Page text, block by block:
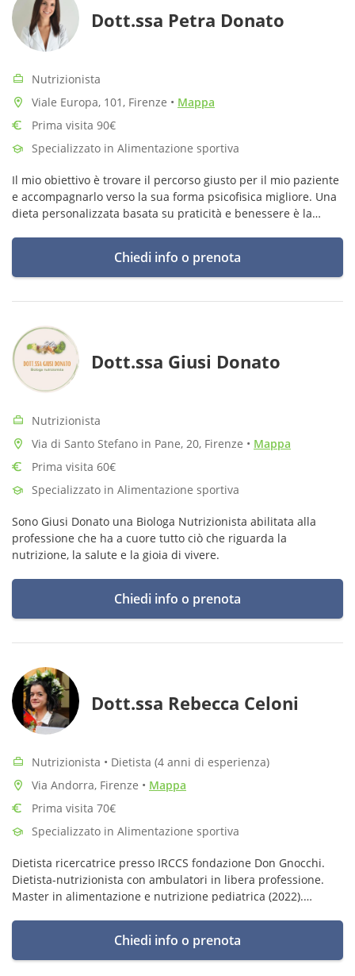
Dott.ssa Petra Donato
Nutrizionista
Viale Europa, 101, Firenze • Mappa
Prima visita 90€
Specializzato in Alimentazione sportiva
Il mio obiettivo è trovare il percorso giusto per il mio paziente
e accompagnarlo verso la sua forma psicofisica migliore. Una
dieta personalizzata basata su praticità e benessere è la
Chiedi info o prenota
Dott.ssa Giusi Donato
Nutrizionista
Via di Santo Stefano in Pane, 20, Firenze • Mappa
Prima visita 60€
Specializzato in Alimentazione sportiva
Sono Giusi Donato una Biologa Nutrizionista abilitata alla
professione che ha a cuore tutto ciò che riguarda la
nutrizione, la salute e la gioia di vivere.
Chiedi info o prenota
Dott.ssa Rebecca Celoni
Nutrizionista • Dietista (4 anni di esperienza)
Via Andorra, Firenze • Mappa
Prima visita 70€
Specializzato in Alimentazione sportiva
Dietista ricercatrice presso IRCCS fondazione Don Gnocchi.
Dietista-nutrizionista con ambulatori in libera professione.
Master in alimentazione e nutrizione pediatrica (2022).
Chiedi info o prenota